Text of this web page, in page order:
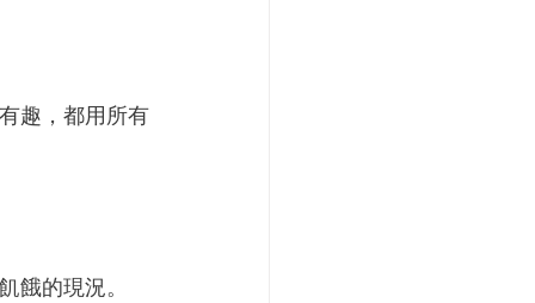
趣，都用所有
餓的現況。